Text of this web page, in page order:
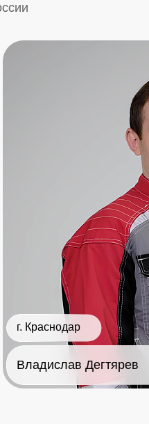
Владислав Дегтярев
г. Краснодар